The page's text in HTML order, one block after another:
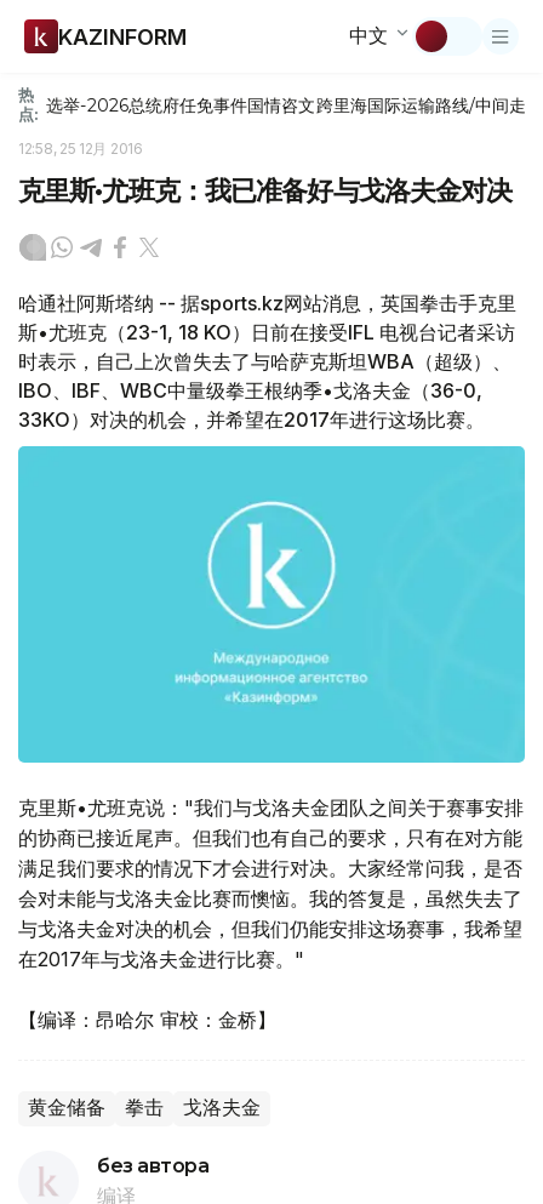
KAZINFORM 中文
热
点: 选举-2026总统府任免事件国情咨文跨里海国际运输路线/中间走廊
12:58, 25 12月 2016
克里斯•尤班克：我已准备好与戈洛夫金对决
哈通社阿斯塔纳 -- 据sports.kz网站消息，英国拳击手克里
斯•尤班克（23-1, 18 KO）日前在接受IFL 电视台记者采访
时表示，自己上次曾失去了与哈萨克斯坦WBA（超级）、
IBO、IBF、WBC中量级拳王根纳季•戈洛夫金（36-0,
33KO）对决的机会，并希望在2017年进行这场比赛。
克里斯•尤班克说："我们与戈洛夫金团队之间关于赛事安排
的协商已接近尾声。但我们也有自己的要求，只有在对方能
满足我们要求的情况下才会进行对决。大家经常问我，是否
会对未能与戈洛夫金比赛而懊恼。我的答复是，虽然失去了
与戈洛夫金对决的机会，但我们仍能安排这场赛事，我希望
在2017年与戈洛夫金进行比赛。"
【编译：昂哈尔 审校：金桥】
黄金储备 拳击 戈洛夫金
без автора
编译